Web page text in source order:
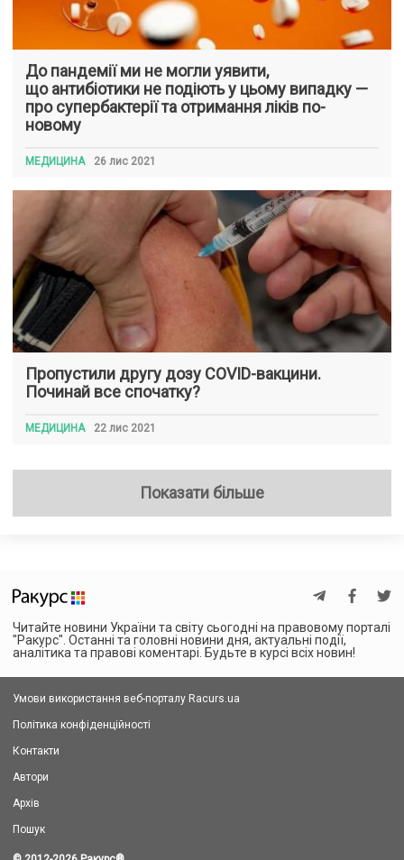
До пандемії ми не могли уявити,
що антибіотики не подіють у цьому випадку —
про супербактерії та отримання ліків по-
новому
МЕДИЦИНА 26 лис 2021
Пропустили другу дозу COVID-вакцини.
Починай все спочатку?
МЕДИЦИНА 22 лис 2021
Показати більше
Читайте новини України та світу сьогодні на правовому порталі
"Ракурс". Останні та головні новини дня, актуальні події,
аналітика та правові коментарі. Будьте в курсі всіх новин!
Умови використання веб-порталу Racurs.ua
Політика конфіденційності
Контакти
Автори
Архів
Пошук